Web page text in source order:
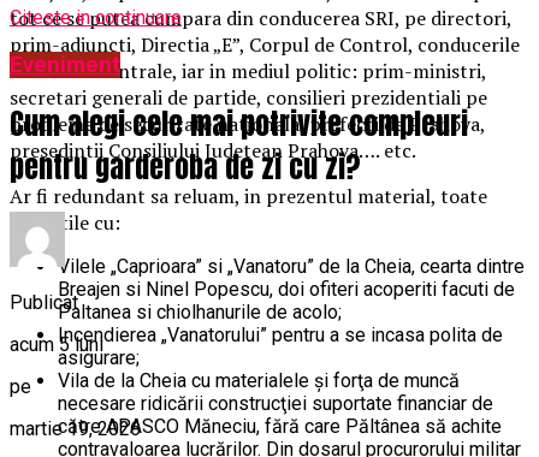
tot ce se putea cumpara din conducerea SRI, pe directori,
prim-adjuncti, Directia „E”, Corpul de Control, conducerile
unitatilor centrale, iar in mediul politic: prim-ministri,
secretari generali de partide, consilieri prezidentiali pe
probleme de securitate nationala, prefecti de Prahova,
presedintii Consiliului Judetean Prahova…. etc.
Ar fi redundant sa reluam, in prezentul material, toate
povestile cu:
Vilele „Caprioara” si „Vanatoru” de la Cheia, cearta dintre
Breajen si Ninel Popescu, doi ofiteri acoperiti facuti de
Paltanea si chiolhanurile de acolo;
Incendierea „Vanatorului” pentru a se incasa polita de
asigurare;
Vila de la Cheia cu materialele şi forţa de muncă
necesare ridicării construcţiei suportate financiar de
către APASCO Măneciu, fără care Păltânea să achite
contravaloarea lucrărilor. Din dosarul procurorului militar
Citeste in continuare
Eveniment
Cum alegi cele mai potrivite compleuri
pentru garderoba de zi cu zi?
Publicat
acum 5 luni
pe
martie 19, 2026